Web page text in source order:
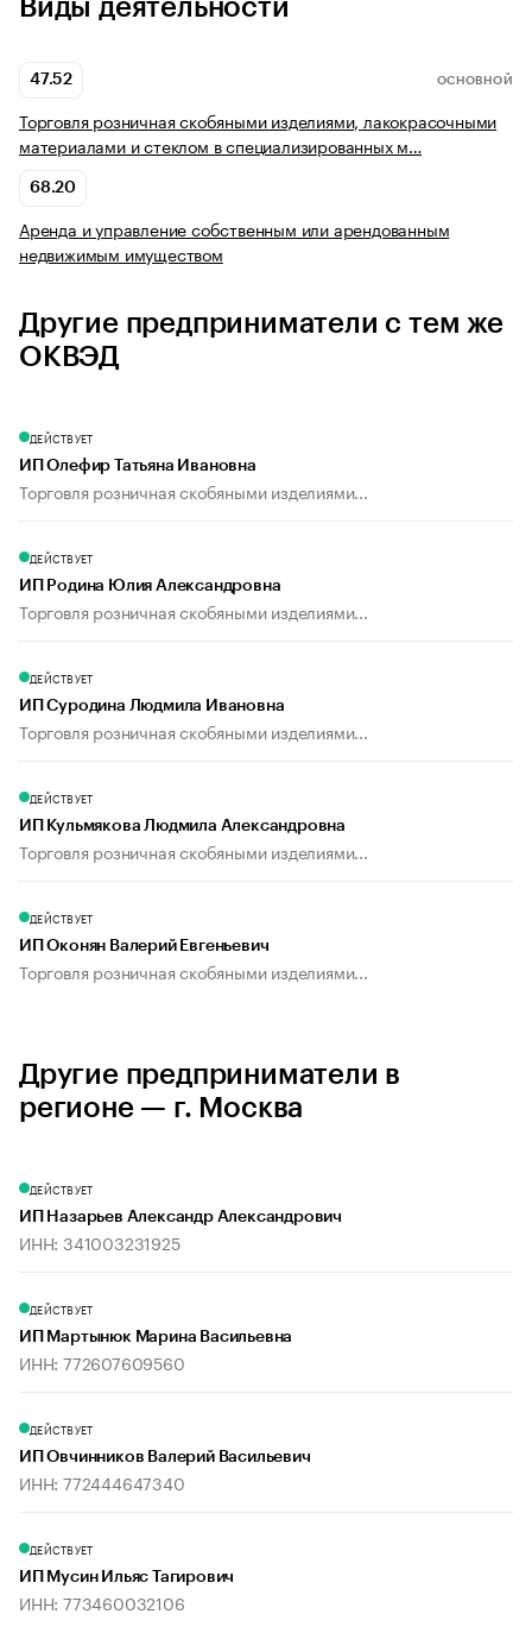
Виды деятельности
47.52 ОСНОВНОЙ
Торговля розничная скобяными изделиями, лакокрасочными
материалами и стеклом в специализированных м…
68.20
Аренда и управление собственным или арендованным
недвижимым имуществом
Другие предприниматели с тем же
ОКВЭД
ДЕЙСТВУЕТ
ИП Олефир Татьяна Ивановна
Торговля розничная скобяными изделиями...
ДЕЙСТВУЕТ
ИП Родина Юлия Александровна
Торговля розничная скобяными изделиями...
ДЕЙСТВУЕТ
ИП Суродина Людмила Ивановна
Торговля розничная скобяными изделиями...
ДЕЙСТВУЕТ
ИП Кульмякова Людмила Александровна
Торговля розничная скобяными изделиями...
ДЕЙСТВУЕТ
ИП Оконян Валерий Евгеньевич
Торговля розничная скобяными изделиями...
Другие предприниматели в
регионе — г. Москва
ДЕЙСТВУЕТ
ИП Назарьев Александр Александрович
ИНН: 341003231925
ДЕЙСТВУЕТ
ИП Мартынюк Марина Васильевна
ИНН: 772607609560
ДЕЙСТВУЕТ
ИП Овчинников Валерий Васильевич
ИНН: 772444647340
ДЕЙСТВУЕТ
ИП Мусин Ильяс Тагирович
ИНН: 773460032106